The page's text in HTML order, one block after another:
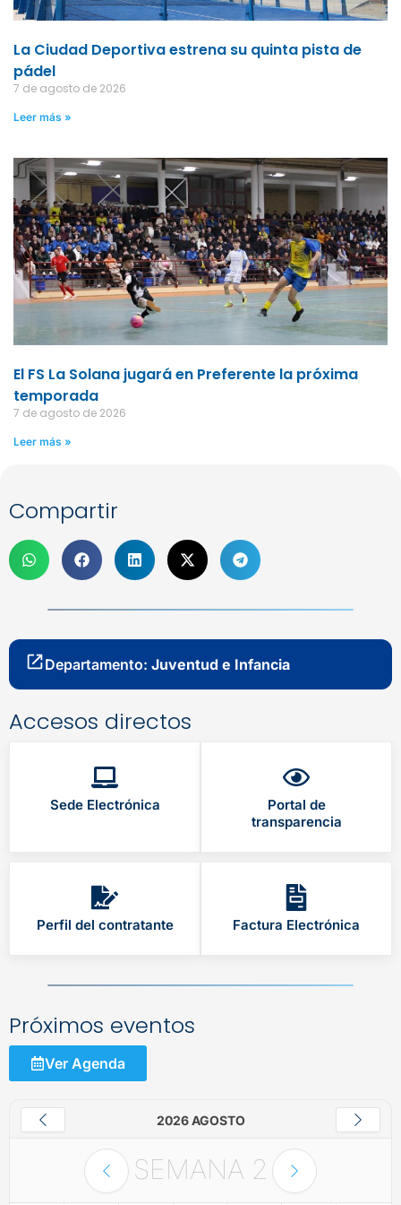
La Ciudad Deportiva estrena su quinta pista de
pádel
7 de agosto de 2026
Leer más »
El FS La Solana jugará en Preferente la próxima
temporada
7 de agosto de 2026
Leer más »
Compartir
Departamento: Juventud e Infancia
Accesos directos
Sede Electrónica
Portal de
transparencia
Perfil del contratante Factura Electrónica
Próximos eventos
Ver Agenda
2026 AGOSTO
SEMANA 2